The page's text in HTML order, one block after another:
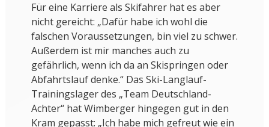
Für eine Karriere als Skifahrer hat es aber
nicht gereicht: „Dafür habe ich wohl die
falschen Voraussetzungen, bin viel zu schwer.
Außerdem ist mir manches auch zu
gefährlich, wenn ich da an Skispringen oder
Abfahrtslauf denke.“ Das Ski-Langlauf-
Trainingslager des „Team Deutschland-
Achter“ hat Wimberger hingegen gut in den
Kram gepasst: „Ich habe mich gefreut wie ein